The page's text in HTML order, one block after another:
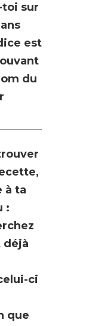
sur
est
du
à ta
:
déjà
ci
que